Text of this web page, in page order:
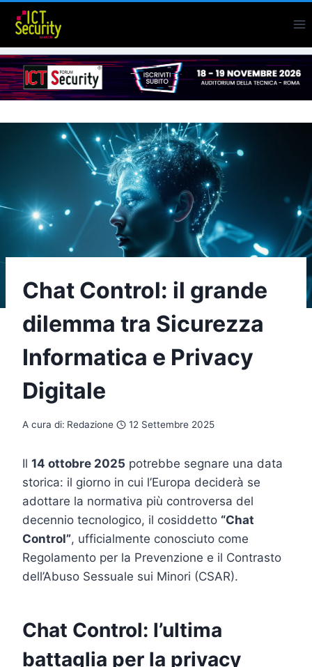
Salta
contenuto
Chat Control: il grande
dilemma tra Sicurezza
Informatica e Privacy
Digitale
A cura di: Redazione 12 Settembre 2025
Il 14 ottobre 2025 potrebbe segnare una data
storica: il giorno in cui l’Europa deciderà se
adottare la normativa più controversa del
decennio tecnologico, il cosiddetto “Chat
Control”, ufficialmente conosciuto come
Regolamento per la Prevenzione e il Contrasto
dell’Abuso Sessuale sui Minori (CSAR).
Chat Control: l’ultima
battaglia per la privacy